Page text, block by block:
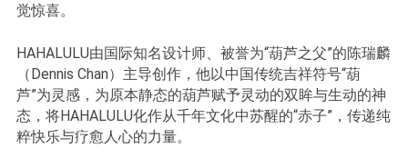
觉惊喜。
HAHALULU由国际知名设计师、被誉为“葫芦之父”的陈瑞麟
（Dennis Chan）主导创作，他以中国传统吉祥符号“葫
芦”为灵感，为原本静态的葫芦赋予灵动的双眸与生动的神
态，将HAHALULU化作从千年文化中苏醒的“赤子”，传递纯
粹快乐与疗愈人心的力量。